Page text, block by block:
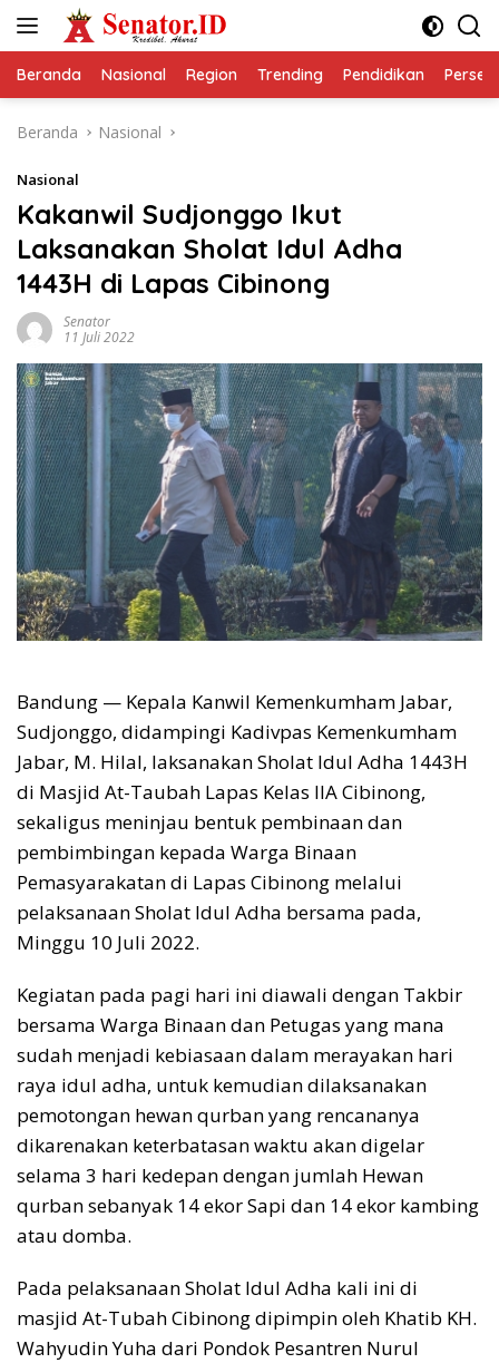
Beranda Nasional Region Trending Pendidikan
Beranda Nasional
Nasional
Kakanwil Sudjonggo Ikut
Laksanakan Sholat Idul Adha
1443H di Lapas Cibinong
Senator
11 Juli 2022
Bandung — Kepala Kanwil Kemenkumham Jabar,
Sudjonggo, didampingi Kadivpas Kemenkumham
Jabar, M. Hilal, laksanakan Sholat Idul Adha 1443H
di Masjid At-Taubah Lapas Kelas IIA Cibinong,
sekaligus meninjau bentuk pembinaan dan
pembimbingan kepada Warga Binaan
Pemasyarakatan di Lapas Cibinong melalui
pelaksanaan Sholat Idul Adha bersama pada,
Minggu 10 Juli 2022.
Kegiatan pada pagi hari ini diawali dengan Takbir
bersama Warga Binaan dan Petugas yang mana
sudah menjadi kebiasaan dalam merayakan hari
raya idul adha, untuk kemudian dilaksanakan
pemotongan hewan qurban yang rencananya
dikarenakan keterbatasan waktu akan digelar
selama 3 hari kedepan dengan jumlah Hewan
qurban sebanyak 14 ekor Sapi dan 14 ekor kambing
atau domba.
Pada pelaksanaan Sholat Idul Adha kali ini di
masjid At-Tubah Cibinong dipimpin oleh Khatib KH.
Wahyudin Yuha dari Pondok Pesantren Nurul